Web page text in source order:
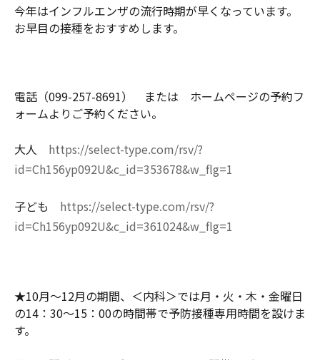
今年はインフルエンザの流行時期が早くなっています。
お早目の接種をおすすめします。
電話（099-257-8691） または ホームページの予約フ
ォームよりご予約ください。
大人 https://select-type.com/rsv/?
id=Ch156yp092U&c_id=353678&w_flg=1
子ども https://select-type.com/rsv/?
id=Ch156yp092U&c_id=361024&w_flg=1
★10月～12月の期間、＜内科＞では月・火・木・金曜日
の14：30～15：00の時間帯で予防接種専用時間を設けま
す。